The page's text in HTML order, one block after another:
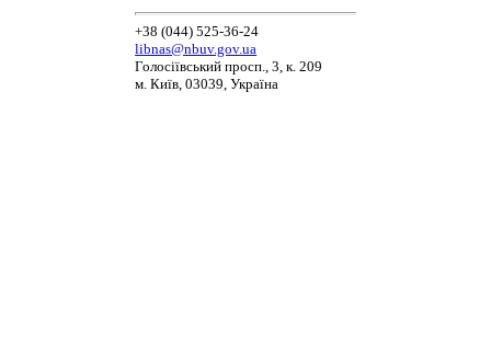
+38 (044) 525-36-24
libnas@nbuv.gov.ua
Голосіївський просп., 3, к. 209
м. Київ, 03039, Україна